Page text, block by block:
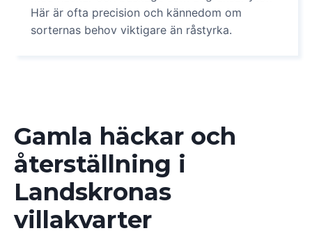
Här är ofta precision och kännedom om
sorternas behov viktigare än råstyrka.
Gamla häckar och
återställning i
Landskronas
villakvarter